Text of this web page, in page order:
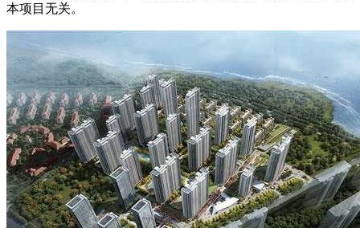
本项目无关。